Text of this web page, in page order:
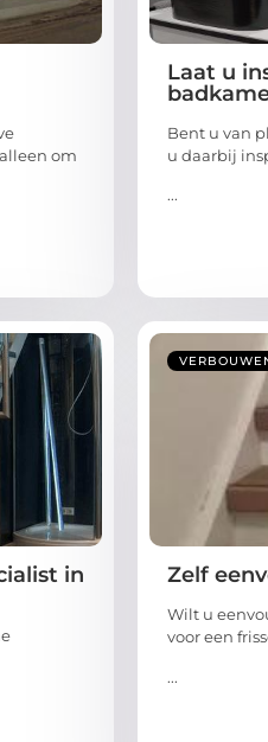
om
Laat u
Bent u van
u daarbij
...
in
Zelf
Wilt u
voor een
...